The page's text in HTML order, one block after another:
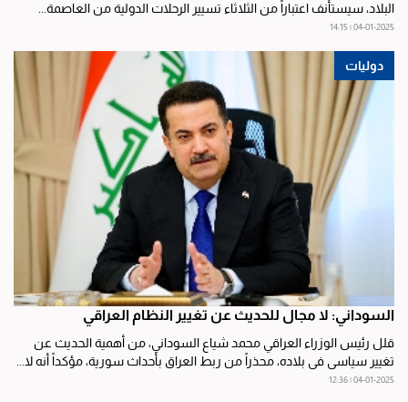
البلاد، سيستأنف اعتباراً من الثلاثاء تسيير الرحلات الدولية من العاصمة...
04-01-2025 | 14:15
دوليات
السوداني: لا مجال للحديث عن تغيير النظام العراقي
قلل رئيس الوزراء العراقي محمد شياع السوداني، من أهمية الحديث عن
تغيير سياسي في بلاده، محذراً من ربط العراق بأحداث سورية، مؤكداً أنه لا...
04-01-2025 | 12:36